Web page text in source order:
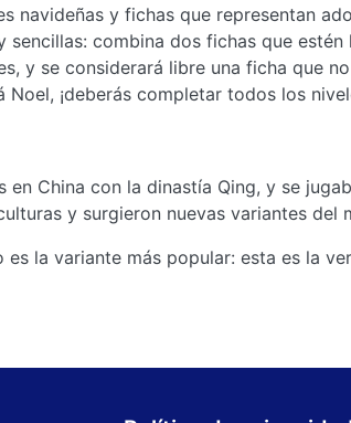
navideñas y fichas que representan
sencillas: combina dos fichas que
y se considerará libre una ficha que
¡deberás completar todos los
en China con la dinastía Qing, y se
y surgieron nuevas variantes del
la variante más popular: esta es la